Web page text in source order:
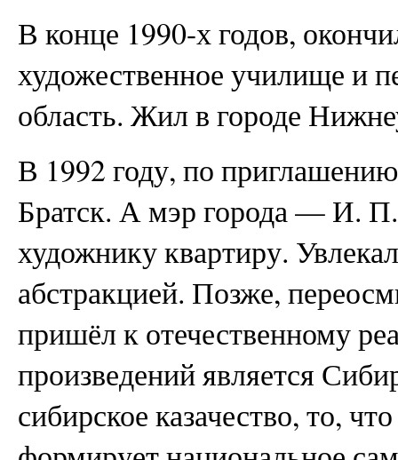
В конце 1990-х годов,
художественное училище и
область. Жил в городе
В 1992 году, по
Братск. А мэр города — И.
художнику квартиру.
абстракцией. Позже,
пришёл к отечественному
произведений является
сибирское казачество, то,